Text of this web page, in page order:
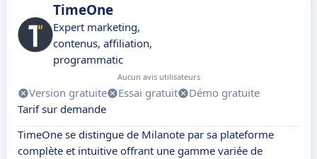
TimeOne
Expert marketing,
contenus, affiliation,
programmatic
Aucun avis utilisateurs
Version gratuite Essai gratuit
Démo gratuite
Tarif sur demande
TimeOne se distingue de Milanote par sa plateforme
complète et intuitive offrant une gamme variée de